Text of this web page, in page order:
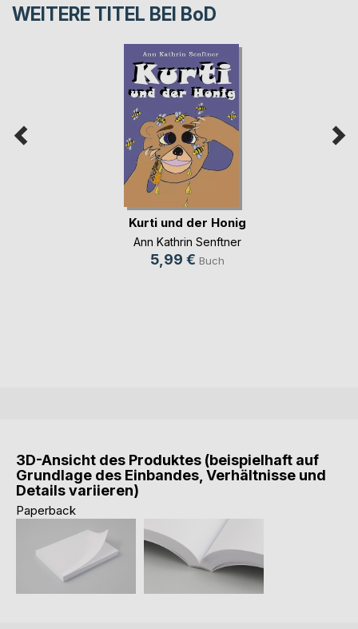
WEITERE TITEL BEI BoD
Kurti und der Honig
Ann Kathrin Senftner
5,99 € Buch
3D-Ansicht des Produktes (beispielhaft auf
Grundlage des Einbandes, Verhältnisse und
Details variieren)
Paperback